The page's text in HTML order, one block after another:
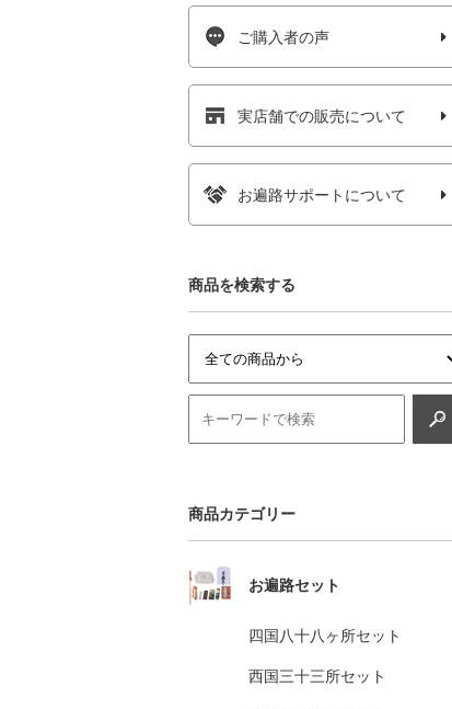
ご購入者の声
実店舗での販売について
お遍路サポートについて
商品を検索する
商品カテゴリー
お遍路セット
四国八十八ヶ所セット
西国三十三所セット